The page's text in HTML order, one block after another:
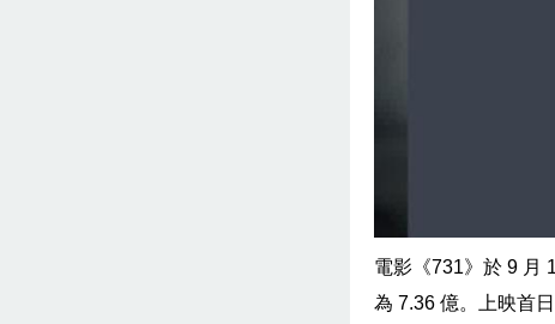
電影《731》於 9 月
為 7.36 億。上映首